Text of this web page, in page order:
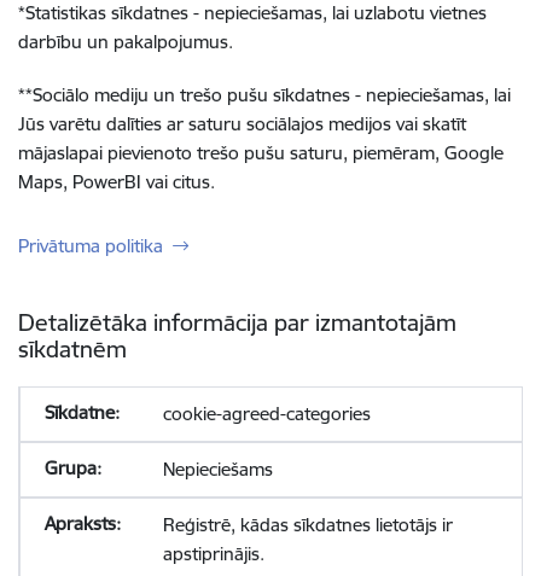
*Statistikas sīkdatnes - nepieciešamas, lai uzlabotu vietnes
darbību un pakalpojumus.
**Sociālo mediju un trešo pušu sīkdatnes - nepieciešamas, lai
Jūs varētu dalīties ar saturu sociālajos medijos vai skatīt
mājaslapai pievienoto trešo pušu saturu, piemēram, Google
Maps, PowerBI vai citus.
Privātuma politika
Detalizētāka informācija par izmantotajām
sīkdatnēm
cookie-agreed-categories
Nepieciešams
Reģistrē, kādas sīkdatnes lietotājs ir
apstiprinājis.